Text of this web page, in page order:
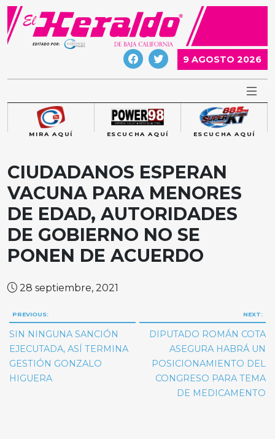
Skip
content
9 AGOSTO 2026
MIRA AQUÍ ESCUCHA AQUÍ ESCUCHA AQUÍ
CIUDADANOS ESPERAN
VACUNA PARA MENORES
DE EDAD, AUTORIDADES
DE GOBIERNO NO SE
PONEN DE ACUERDO
28 septiembre, 2021
Navegación
de
entradas
PREVIOUS:
SIN NINGUNA SANCIÓN
EJECUTADA, ASÍ TERMINA
GESTIÓN GONZALO
HIGUERA
NEXT:
DIPUTADO ROMÁN COTA
ASEGURA HABRÁ UN
POSICIONAMIENTO DEL
CONGRESO PARA TEMA
DE MEDICAMENTO